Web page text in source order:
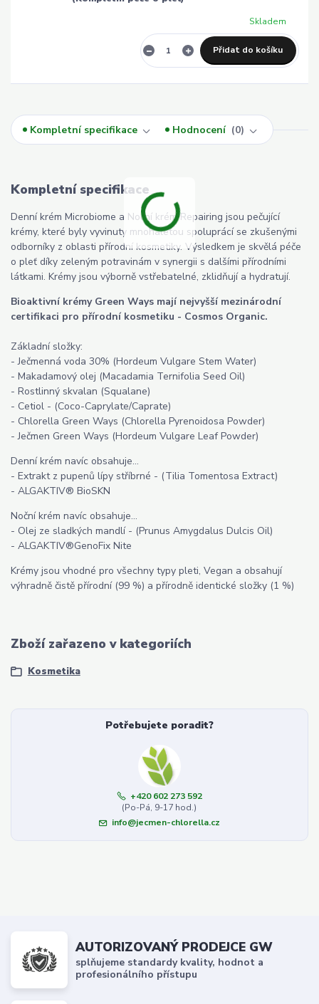
Skladem
Přidat do košíku
Kompletní specifikace Hodnocení 0
Kompletní specifikace
Denní krém Microbiome a Noční krém Repairing jsou pečující
krémy, které byly vyvinuty mnohaletou spoluprácí se zkušenými
odborníky z oblasti přírodní kosmetiky. Výsledkem je skvělá péče
o pleť díky zeleným potravinám v synergii s dalšími přírodními
látkami. Krémy jsou výborně vstřebatelné, zklidňují a hydratují.
Bioaktivní krémy Green Ways mají nejvyšší mezinárodní
certifikaci pro přírodní kosmetiku - Cosmos Organic.
Základní složky:
- Ječmenná voda 30% (Hordeum Vulgare Stem Water)
- Makadamový olej (Macadamia Ternifolia Seed Oil)
- Rostlinný skvalan (Squalane)
- Cetiol - (Coco-Caprylate/Caprate)
- Chlorella Green Ways (Chlorella Pyrenoidosa Powder)
- Ječmen Green Ways (Hordeum Vulgare Leaf Powder)
Denní krém navíc obsahuje...
- Extrakt z pupenů lípy stříbrné - (Tilia Tomentosa Extract)
- ALGAKTIV® BioSKN
Noční krém navíc obsahuje...
- Olej ze sladkých mandlí - (Prunus Amygdalus Dulcis Oil)
- ALGAKTIV®GenoFix Nite
Krémy jsou vhodné pro všechny typy pleti, Vegan a obsahují
výhradně čistě přírodní (99 %) a přírodně identické složky (1 %)
Zboží zařazeno v kategoriích
Kosmetika
Potřebujete poradit?
+420 602 273 592
(Po-Pá, 9-17 hod.)
info@jecmen-chlorella.cz
AUTORIZOVANÝ PRODEJCE GW
splňujeme standardy kvality, hodnot a
profesionálního přístupu